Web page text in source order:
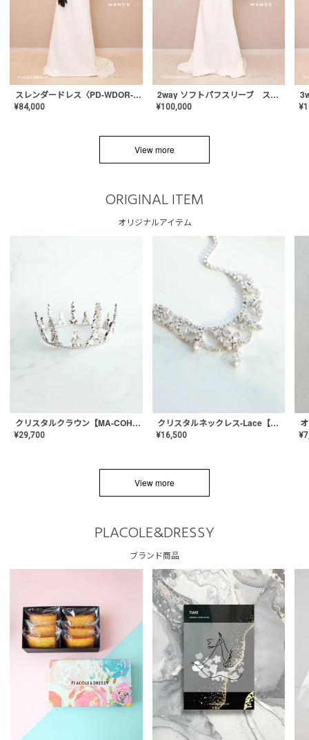
スレンダードレス〈PD-WDOR-2110〉
¥84,000
2way ソフトパフスリーブ スレンダードレス〈PD-WDOR-2112〉
¥100,000 ¥
View more
ORIGINAL ITEM
オリジナルアイテム
クリスタルクラウン【MA-COHD-01】韓国風クラウン/ウェディングクラウン/ティアラ
¥29,700
クリスタルネックレス-Lace【MA-CONL-02】
¥16,500 ¥
View more
PLACOLE&DRESSY
ブランド商品